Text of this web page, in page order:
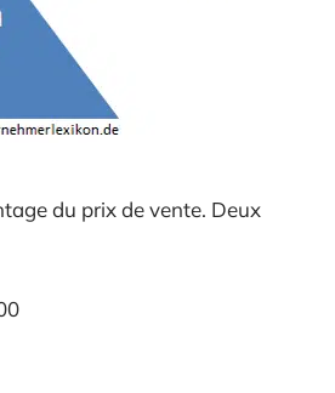
du prix de vente. Deux